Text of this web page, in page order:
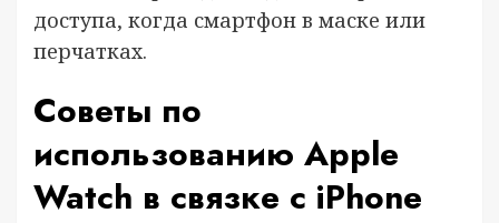
доступа, когда смартфон в маске или
перчатках.
Советы по
использованию Apple
Watch в связке с iPhone